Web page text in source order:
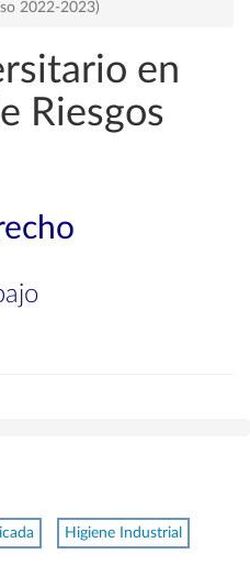
2022-2023)
en
Riesgos
Higiene Industrial